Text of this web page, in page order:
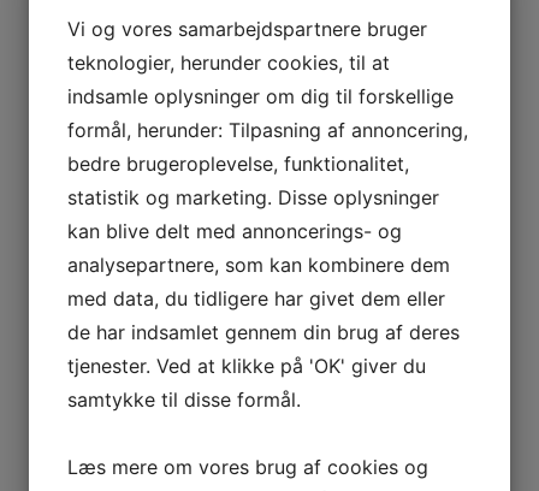
Tagmaling
5. oktober 2021
Vi og vores samarbejdspartnere bruger
teknologier, herunder cookies, til at
indsamle oplysninger om dig til forskellige
formål, herunder: Tilpasning af annoncering,
bedre brugeroplevelse, funktionalitet,
statistik og marketing. Disse oplysninger
kan blive delt med annoncerings- og
analysepartnere, som kan kombinere dem
med data, du tidligere har givet dem eller
de har indsamlet gennem din brug af deres
tjenester. Ved at klikke på 'OK' giver du
samtykke til disse formål.
Læs mere om vores brug af cookies og